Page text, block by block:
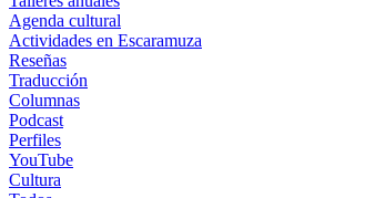
Agenda cultural
Actividades en Escaramuza
Reseñas
Traducción
Columnas
Podcast
Perfiles
YouTube
Cultura